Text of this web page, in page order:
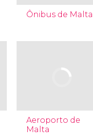
Ônibus de Malta
Aeroporto de
Malta